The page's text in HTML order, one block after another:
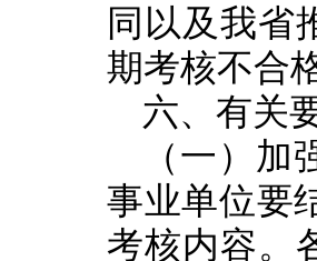
同以及我省
期考核不合
六、有关
（一）
事业单位要
考核内容。